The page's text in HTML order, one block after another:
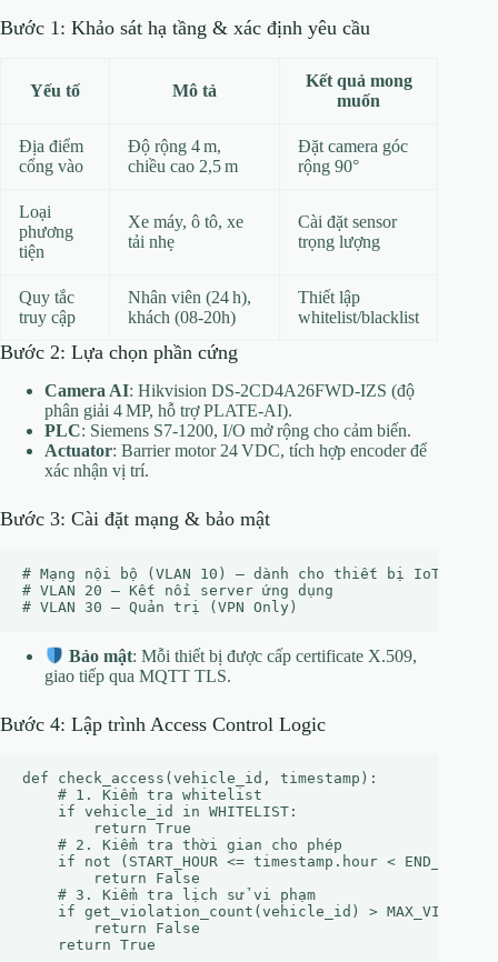
Bước 1: Khảo sát hạ tầng & xác định yêu cầu
Yếu tố Mô tả
Kết quả mong
muốn
Địa điểm
cổng vào
Độ rộng 4 m,
chiều cao 2,5 m
Đặt camera góc
rộng 90°
Loại
phương
tiện
Xe máy, ô tô, xe
tải nhẹ
Cài đặt sensor
trọng lượng
Quy tắc
truy cập
Nhân viên (24 h),
khách (08‑20h)
Thiết lập
whitelist/blacklist
Bước 2: Lựa chọn phần cứng
Camera AI: Hikvision DS‑2CD4A26FWD‑IZS (độ
phân giải 4 MP, hỗ trợ PLATE‑AI).
PLC: Siemens S7‑1200, I/O mở rộng cho cảm biến.
Actuator: Barrier motor 24 VDC, tích hợp encoder để
xác nhận vị trí.
Bước 3: Cài đặt mạng & bảo mật
# Mạng nội bộ (VLAN 10) – dành cho thiết bị IoT
# VLAN 20 – Kết nối server ứng dụng
Bảo mật: Mỗi thiết bị được cấp certificate X.509,
giao tiếp qua MQTT TLS.
Bước 4: Lập trình Access Control Logic
def check_access(vehicle_id, timestamp):
    # 1. Kiểm tra whitelist
    if vehicle_id in WHITELIST:
        return True
    # 2. Kiểm tra thời gian cho phép
    if not (START_HOUR <= timestamp.hour < END_HOUR):
        return False
    # 3. Kiểm tra lịch sử vi phạm
if get_violation_count(vehicle_id) >
        return False